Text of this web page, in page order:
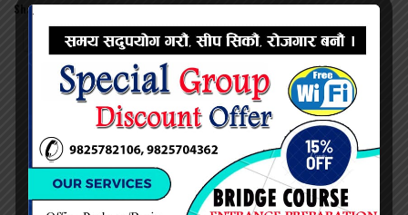
Share this:
Twitter Facebook